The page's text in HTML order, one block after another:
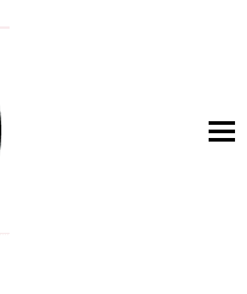
TEATRAL CLAUDIO
KATARSIS DEL TOMATAZO
EN #EXVITA
[BITÁCORA 3.0] EN EXVITA
EN EXVITA [RELATIVA
A SERRAT